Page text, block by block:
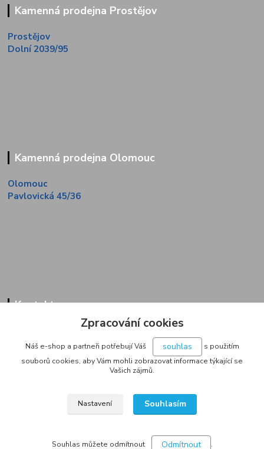
Kamenná prodejna Prostějov
Prostějov
Dolní 2039/95
Kamenná prodejna Olomouc
Olomouc
Pavlovická 45/36
Kontakty
Zákaznická linka
+420 733 713 851
Zpracování cookies
Náš e-shop a partneři potřebují Váš souhlas
s použitím
souborů cookies, aby Vám mohli zobrazovat informace týkající se
Vašich zájmů.
Nastavení Souhlasím
Souhlas můžete odmítnout Odmítnout .